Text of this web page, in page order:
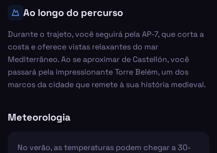
Ao longo do percurso
Durante o trajeto, você seguirá pela AP-7, que corta a
costa e oferece vistas relaxantes do mar
Mediterrâneo. Ao se aproximar de Castellón, você
passará pela impressionante Torre Belém, um dos
marcos da cidade que remete à sua história medieval.
Meteorologia
No verão, as temperaturas podem chegar a 30-